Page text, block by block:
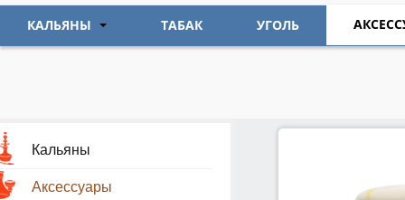
КАЛЬЯНЫ ТАБАК УГОЛЬ
Кальяны
Аксессуары